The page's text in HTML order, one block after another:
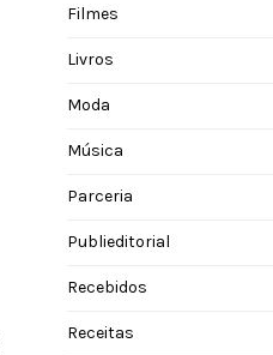
Filmes
Livros
Moda
Música
Parceria
Publieditorial
Recebidos
Receitas